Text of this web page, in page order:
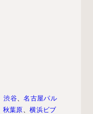
、渋谷、名古屋パル
秋葉原 、横浜ビブ